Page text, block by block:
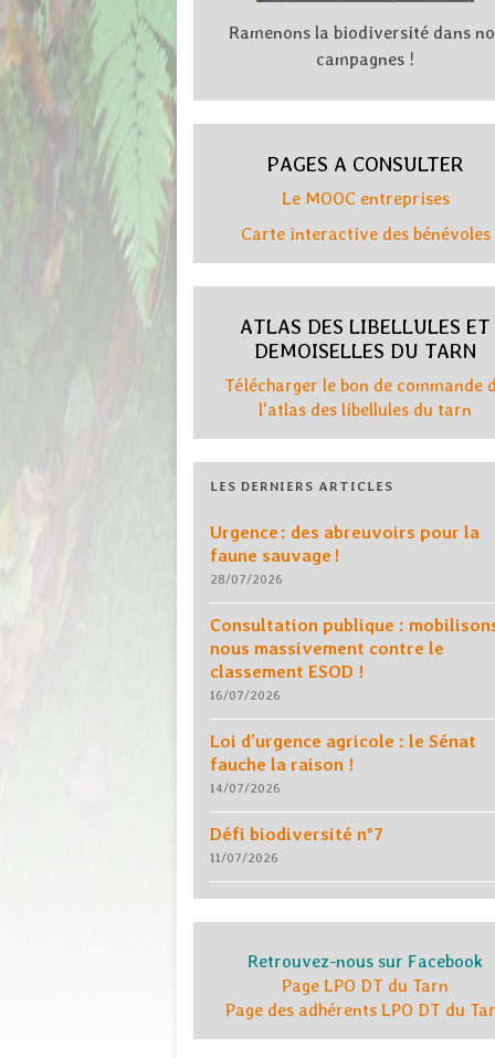
Ramenons la biodiversité dans
campagnes !
PAGES A CONSULTER
Le MOOC entreprises
Carte interactive des bénévoles
ATLAS DES LIBELLULES ET
DEMOISELLES DU TARN
Télécharger le bon de commande
l'atlas des libellules du tarn
LES DERNIERS ARTICLES
Urgence : des abreuvoirs pour la
faune sauvage !
28/07/2026
Consultation publique :
nous massivement contre le
classement ESOD !
16/07/2026
Loi d’urgence agricole : le Sénat
fauche la raison !
14/07/2026
Défi biodiversité n°7
11/07/2026
Retrouvez-nous sur Facebook
Page LPO DT du Tarn
Page des adhérents LPO DT du